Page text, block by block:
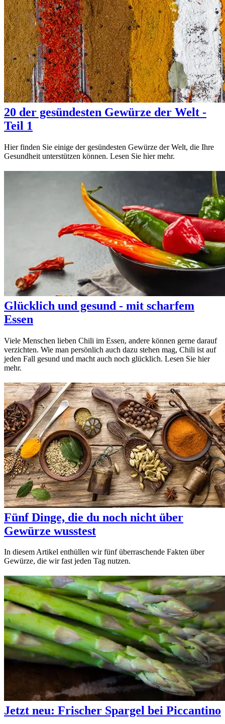
20 der gesündesten Gewürze der Welt -
Teil 1
Hier finden Sie einige der gesündesten Gewürze der Welt, die Ihre
Gesundheit unterstützen können. Lesen Sie hier mehr.
Glücklich und gesund - mit scharfem
Essen
Viele Menschen lieben Chili im Essen, andere können gerne darauf
verzichten. Wie man persönlich auch dazu stehen mag, Chili ist auf
jeden Fall gesund und macht auch noch glücklich. Lesen Sie hier
mehr.
Fünf Dinge, die du noch nicht über
Gewürze wusstest
In diesem Artikel enthüllen wir fünf überraschende Fakten über
Gewürze, die wir fast jeden Tag nutzen.
Jetzt neu: Frischer Spargel bei Piccantino